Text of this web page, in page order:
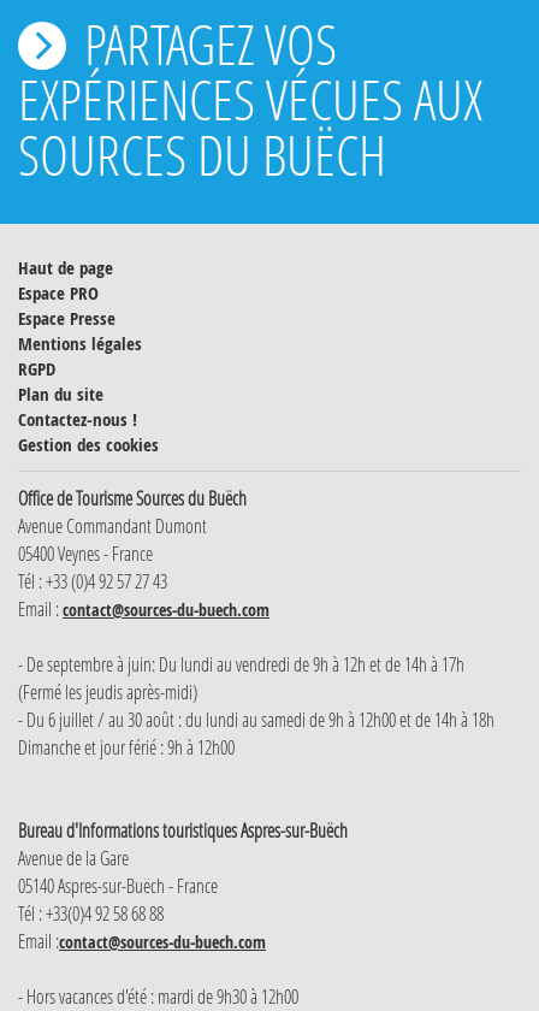
PARTAGEZ VOS
EXPÉRIENCES VÉCUES AUX
SOURCES DU BUËCH
Haut de page
Espace PRO
Espace Presse
Mentions légales
RGPD
Plan du site
Contactez-nous !
Gestion des cookies
Office de Tourisme Sources du Buëch
Avenue Commandant Dumont
05400 Veynes - France
Tél : +33 (0)4 92 57 27 43
Email :contact@sources-du-buech.com
- De septembre à juin: Du lundi au vendredi de 9h à 12h et de 14h à 17h
(Fermé les jeudis après-midi)
- Du 6 juillet / au 30 août : du lundi au samedi de 9h à 12h00 et de 14h à 18h
Dimanche et jour férié : 9h à 12h00
Bureau d'Informations touristiques Aspres-sur-Buëch
Avenue de la Gare
05140 Aspres-sur-Buëch - France
Tél : +33(0)4 92 58 68 88
Email :contact@sources-du-buech.com
- Hors vacances d'été : mardi de 9h30 à 12h00